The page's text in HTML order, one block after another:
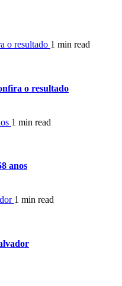
o resultado 1 min read
o resultado
1 min read
anos
1 min read